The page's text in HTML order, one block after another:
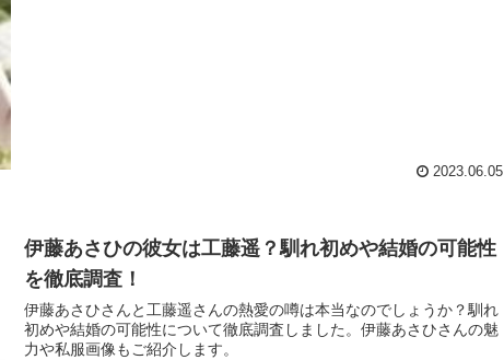
2023.06.05
伊藤あさひの彼女は工藤遥？馴れ初めや結婚の可能性
を徹底調査！
伊藤あさひさんと工藤遥さんの熱愛の噂は本当なのでしょうか？馴れ
初めや結婚の可能性について徹底調査しました。伊藤あさひさんの魅
力や私服画像もご紹介します。